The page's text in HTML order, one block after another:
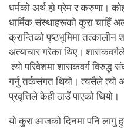
धर्मको अर्थ हो प्रेम र करुणा।
धार्मिक संस्थाहरूको कुरा चाहिँ
क्रान्तिको पृष्ठभूमिमा
अत्याचार गरेका थिए।
त्यो परिवेशमा शासकवर्ग विरुद्ध
गर्नु तर्कसंगत थियो। त्यसैले त्यो
प्रवृत्तिले केही ठाउँ पाएको थियो।
यो कुरा आजको दिनमा पनि लागु